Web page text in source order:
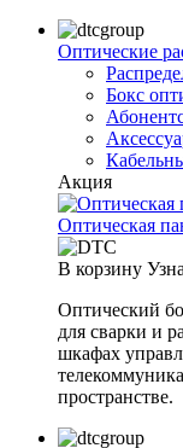
Оптические
Бокс
Акция
Оптическая
В корзину
Оптический
для сварки и
шкафах
пространстве.